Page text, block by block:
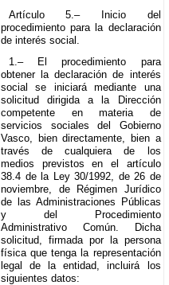
Artículo 5.– Inicio del
procedimiento para la declaración
de interés social.
1.– El procedimiento para
obtener la declaración de interés
social se iniciará mediante una
solicitud dirigida a la Dirección
competente en materia de
servicios sociales del Gobierno
Vasco, bien directamente, bien a
través de cualquiera de los
medios previstos en el artículo
38.4 de la Ley 30/1992, de 26 de
noviembre, de Régimen Jurídico
de las Administraciones Públicas
y del Procedimiento
Administrativo Común. Dicha
solicitud, firmada por la persona
física que tenga la representación
legal de la entidad, incluirá los
siguientes datos: